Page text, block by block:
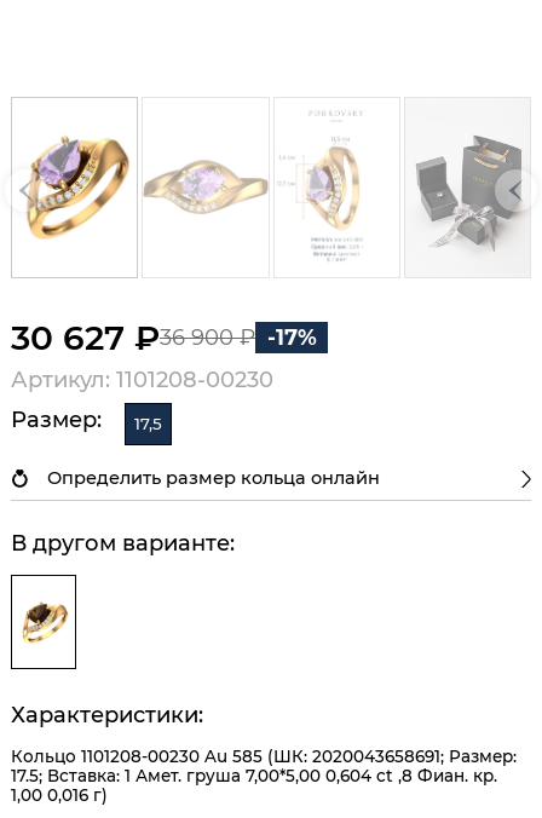
30 627 ₽36 900 ₽ -17%
Артикул: 1101208-00230
Размер:
17,5
Определить размер кольца онлайн
В другом варианте:
Характеристики:
Кольцо 1101208-00230 Au 585 (ШК: 2020043658691; Размер:
17.5; Вставка: 1 Амет. груша 7,00*5,00 0,604 ct ,8 Фиан. кр.
1,00 0,016 г)